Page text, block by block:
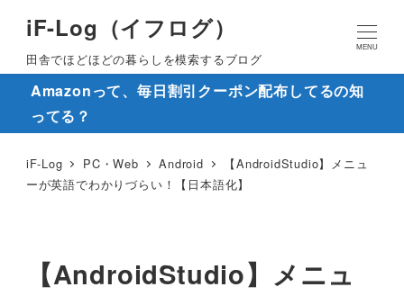
iF-Log（イフログ）
田舎でほどほどの暮らしを模索するブログ
MENU
Amazonって、毎日割引クーポン配布してるの知
ってる？
iF-Log PC・Web Android
【AndroidStudio】メニュ
ーが英語でわかりづらい！【日本語化】
【AndroidStudio】メニュ